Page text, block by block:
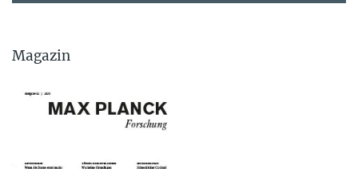
Magazin